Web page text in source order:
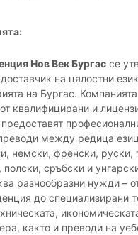
Нов Век Бургас се
на цялостни
на Бургас. Компанията
квалифицирани и
между редица
немски, френски, руски,
полски, сръбски и
разнообразни нужди –
до специализирани
както и преводи на